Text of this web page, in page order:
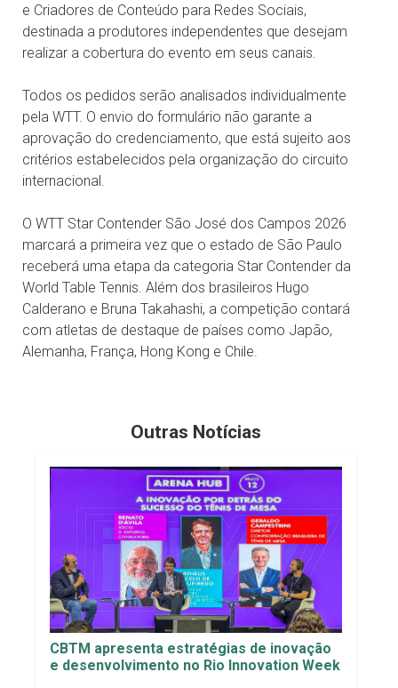
e Criadores de Conteúdo para Redes Sociais,
destinada a produtores independentes que desejam
realizar a cobertura do evento em seus canais.
Todos os pedidos serão analisados individualmente
pela WTT. O envio do formulário não garante a
aprovação do credenciamento, que está sujeito aos
critérios estabelecidos pela organização do circuito
internacional.
O WTT Star Contender São José dos Campos 2026
marcará a primeira vez que o estado de São Paulo
receberá uma etapa da categoria Star Contender da
World Table Tennis. Além dos brasileiros Hugo
Calderano e Bruna Takahashi, a competição contará
com atletas de destaque de países como Japão,
Alemanha, França, Hong Kong e Chile.
Outras Notícias
CBTM apresenta estratégias de inovação
e desenvolvimento no Rio Innovation Week